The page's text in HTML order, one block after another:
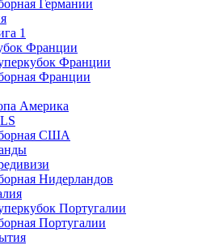
Германии
1
Франции
Франции
Франции
Америка
США
Нидерландов
Португалии
Португалии